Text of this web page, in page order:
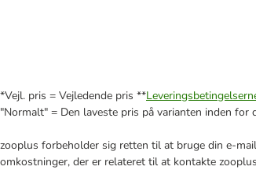
*Vejl. pris = Vejledende pris **
"Normalt" = Den laveste pris på varianten inden for
zooplus forbeholder sig retten til at bruge din e-
omkostninger, der er relateret til at kontakte